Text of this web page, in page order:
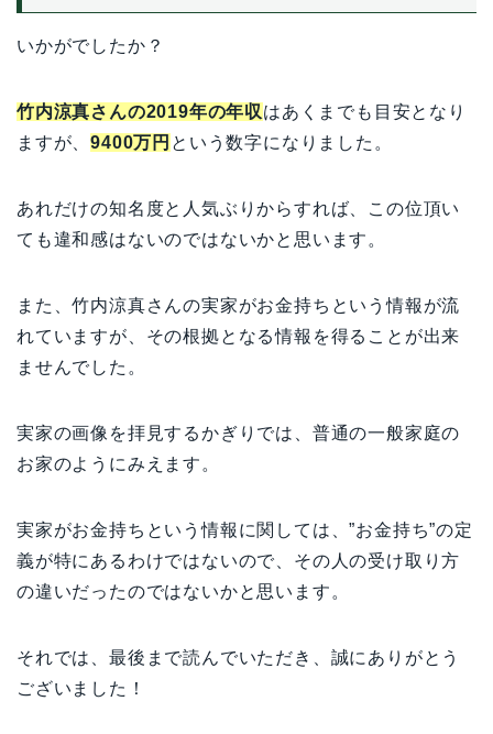
いかがでしたか？
竹内涼真さんの2019年の年収 はあくまでも目安となり
ますが、9400万円 という数字になりました。
あれだけの知名度と人気ぶりからすれば、この位頂い
ても違和感はないのではないかと思います。
また、竹内涼真さんの実家がお金持ちという情報が流
れていますが、その根拠となる情報を得ることが出来
ませんでした。
実家の画像を拝見するかぎりでは、普通の一般家庭の
お家のようにみえます。
実家がお金持ちという情報に関しては、”お金持ち”の定
義が特にあるわけではないので、その人の受け取り方
の違いだったのではないかと思います。
それでは、最後まで読んでいただき、誠にありがとう
ございました！